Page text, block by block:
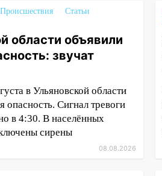
районе
ставят
новое
установили
мусора
бесплатно
под
Происшествия
Статьи
области объявили
звучат
в Ульяновской области
опасность. Сигнал тревоги
в 4:30. В населённых
сирены
08.08.2026